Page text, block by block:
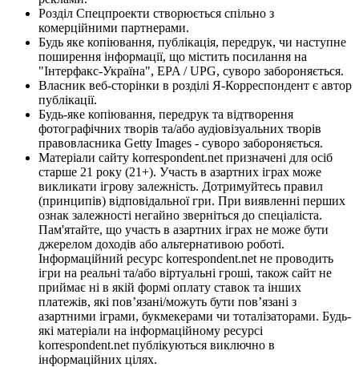
Розділ Спецпроекти створюється спільно з
комерційними партнерами.
Будь яке копіювання, публікація, передрук, чи наступне
поширення інформації, що містить посилання на
"Інтерфакс-Україна", EPA / UPG, суворо забороняється.
Власник веб-сторінки в розділі Я-Корреспондент є автор
публікації.
Будь-яке копіювання, передрук та відтворення
фотографічних творів та/або аудіовізуальних творів
правовласника Getty Images - суворо забороняється.
Матеріали сайту korrespondent.net призначені для осіб
старше 21 року (21+). Участь в азартних іграх може
викликати ігрову залежність. Дотримуйтесь правил
(принципів) відповідальної гри. При виявленні перших
ознак залежності негайно зверніться до спеціаліста.
Пам'ятайте, що участь в азартних іграх не може бути
джерелом доходів або альтернативою роботі.
Інформаційний ресурс korrespondent.net не проводить
ігри на реальні та/або віртуальні гроші, також сайт не
приймає ні в якій формі оплату ставок та інших
платежів, які пов’язані/можуть бути пов’язані з
азартними іграми, букмекерами чи тоталізаторами. Будь-
які матеріали на інформаційному ресурсі
korrespondent.net публікуються виключно в
інформаційних цілях.